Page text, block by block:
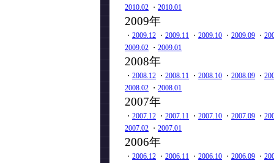
2010.02 ・ 2010.01
2009年
・ 2009.12 ・ 2009.11 ・ 2009.10 ・ 2009.09 ・
2009.02 ・ 2009.01
2008年
・ 2008.12 ・ 2008.11 ・ 2008.10 ・ 2008.09 ・
2008.02 ・ 2008.01
2007年
・ 2007.12 ・ 2007.11 ・ 2007.10 ・ 2007.09 ・
2007.02 ・ 2007.01
2006年
・ 2006.12 ・ 2006.11 ・ 2006.10 ・ 2006.09 ・